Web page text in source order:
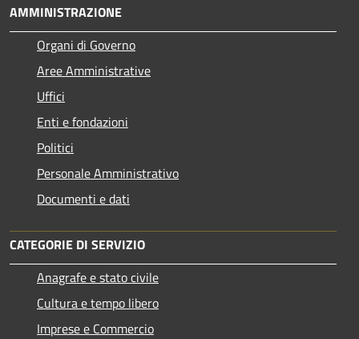
AMMINISTRAZIONE
Organi di Governo
Aree Amministrative
Uffici
Enti e fondazioni
Politici
Personale Amministrativo
Documenti e dati
CATEGORIE DI SERVIZIO
Anagrafe e stato civile
Cultura e tempo libero
Imprese e Commercio